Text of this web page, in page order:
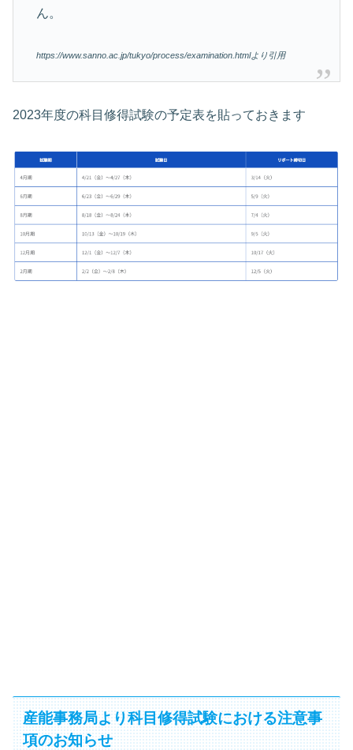
ん。
https://www.sanno.ac.jp/tukyo/process/examination.htmlより引用
2023年度の科目修得試験の予定表を貼っておきます
産能事務局より科目修得試験における注意事
項のお知らせ